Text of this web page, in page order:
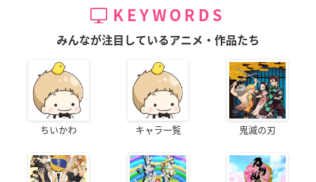
KEYWORDS
みんなが注目しているアニメ・作品たち
ちいかわ キャラ一覧 鬼滅の刃